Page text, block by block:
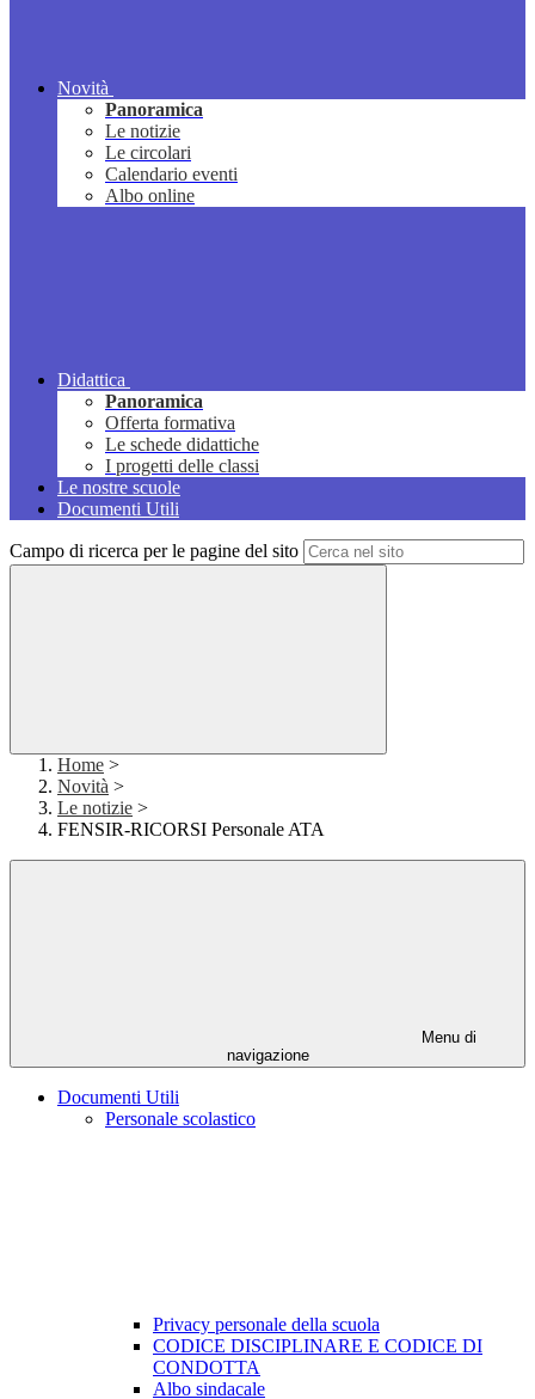
Novità
Panoramica
Le notizie
Le circolari
Calendario eventi
Albo online
Didattica
Panoramica
Offerta formativa
Le schede didattiche
I progetti delle classi
Le nostre scuole
Documenti Utili
Campo di ricerca per le pagine del sito
Home >
Novità >
Le notizie >
FENSIR-RICORSI Personale ATA
Menu di
navigazione
Documenti Utili
Personale scolastico
Privacy personale della scuola
CODICE DISCIPLINARE E CODICE DI
CONDOTTA
Albo sindacale